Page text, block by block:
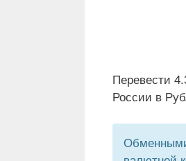
Перевести
России в
Обменными